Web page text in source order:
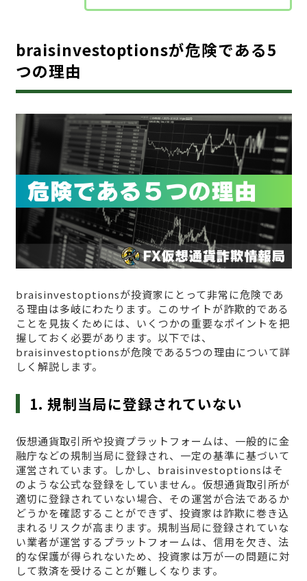
braisinvestoptionsが危険である5
つの理由
braisinvestoptionsが投資家にとって非常に危険であ
る理由は多岐にわたります。このサイトが詐欺的である
ことを見抜くためには、いくつかの重要なポイントを把
握しておく必要があります。以下では、
braisinvestoptionsが危険である5つの理由について詳
しく解説します。
1. 規制当局に登録されていない
仮想通貨取引所や投資プラットフォームは、一般的に金
融庁などの規制当局に登録され、一定の基準に基づいて
運営されています。しかし、braisinvestoptionsはそ
のような公式な登録をしていません。仮想通貨取引所が
適切に登録されていない場合、その運営が合法であるか
どうかを確認することができず、投資家は詐欺に巻き込
まれるリスクが高まります。規制当局に登録されていな
い業者が運営するプラットフォームは、信用を欠き、法
的な保護が得られないため、投資家は万が一の問題に対
して救済を受けることが難しくなります。